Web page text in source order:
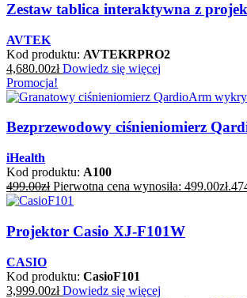
Zestaw tablica interaktywna z
AVTEK
Kod produktu: AVTEKRPRO2
4,680.00zł Dowiedz się więcej
Promocja!
Bezprzewodowy ciśnieniomierz
iHealth
Kod produktu: A100
499.00zł Pierwotna cena wynosiła: 499.00zł.
Projektor Casio XJ-F101W
CASIO
Kod produktu: CasioF101
3,999.00zł Dowiedz się więcej